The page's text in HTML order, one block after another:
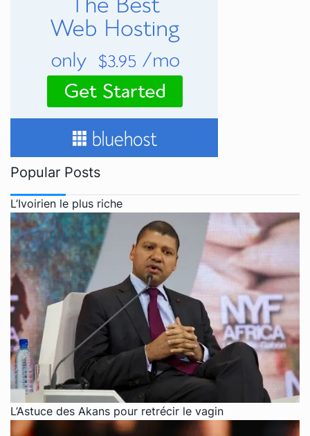
Popular Posts
L’Ivoirien le plus riche
L’Astuce des Akans pour retrécir le vagin